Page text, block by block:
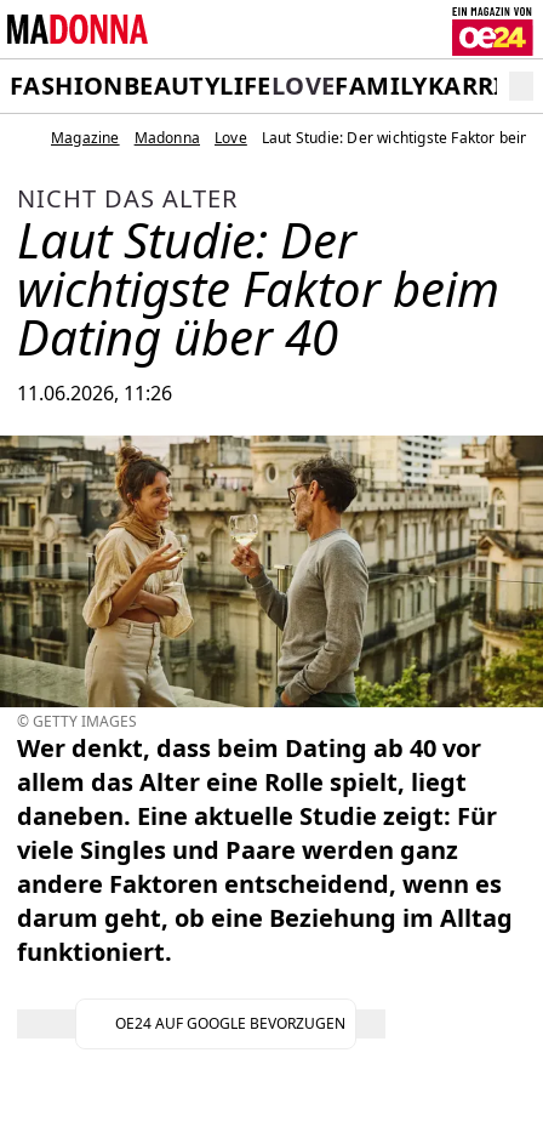
FASHIONBEAUTYLIFELOVEFAMILY
Magazine Madonna Love Laut Studie: Der wichtigste Faktor beim
NICHT DAS ALTER
Laut Studie: Der
wichtigste Faktor beim
Dating über 40
11.06.2026, 11:26
© GETTY IMAGES
Wer denkt, dass beim Dating ab 40 vor
allem das Alter eine Rolle spielt, liegt
daneben. Eine aktuelle Studie zeigt: Für
viele Singles und Paare werden ganz
andere Faktoren entscheidend, wenn es
darum geht, ob eine Beziehung im Alltag
funktioniert.
OE24 AUF GOOGLE BEVORZUGEN